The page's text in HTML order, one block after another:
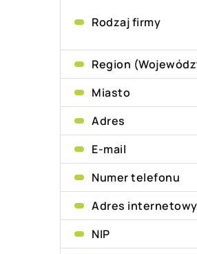
Rodzaj firmy
Region
Miasto
Adres
E-mail
Numer telefonu
Adres internetowy
NIP